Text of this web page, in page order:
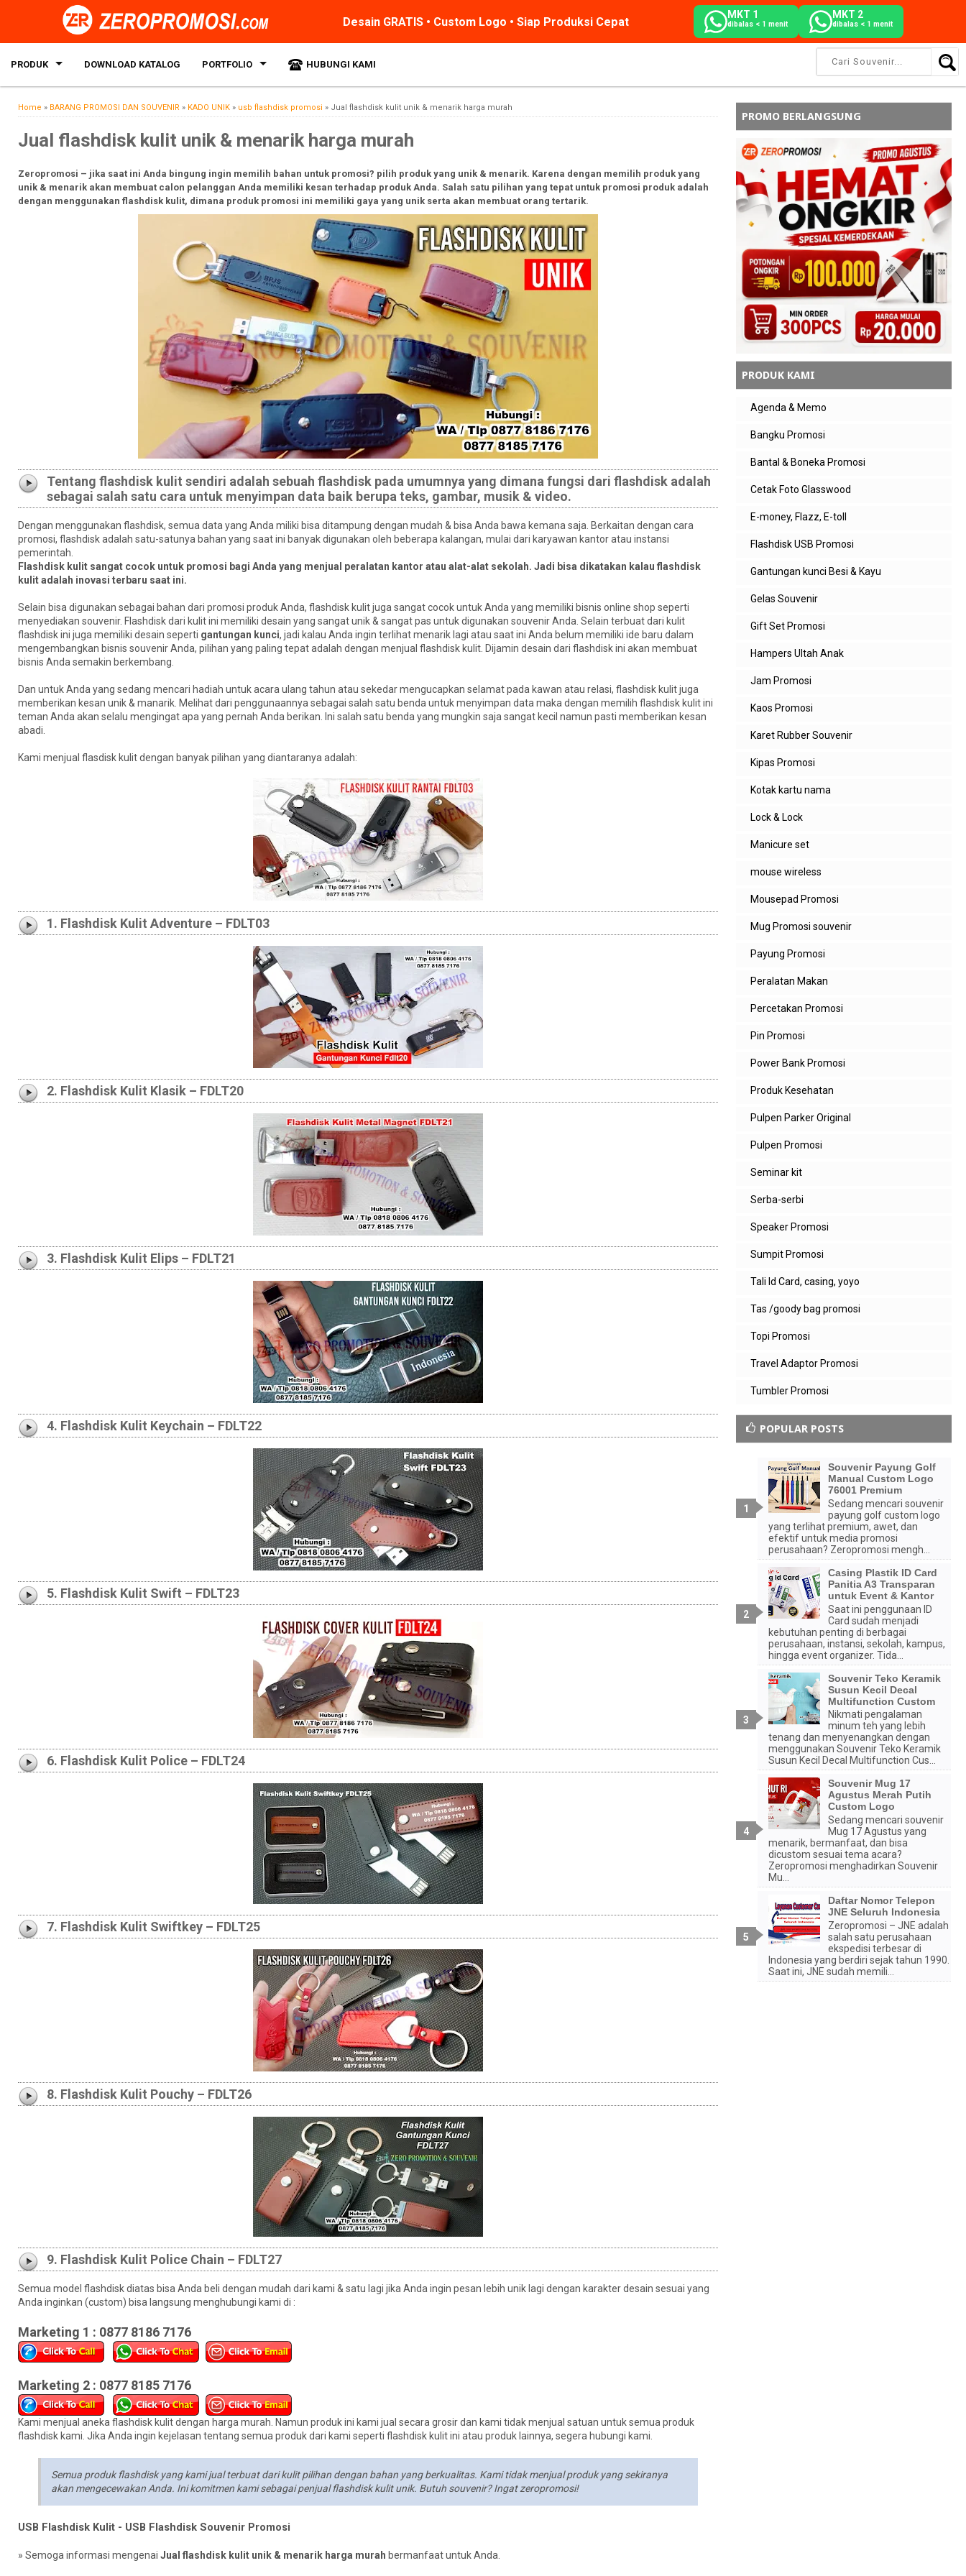
Desain GRATIS • Custom Logo • Siap Produksi Cepat
MKT 1
dibalas < 1 menit
MKT 2
dibalas < 1 menit
PRODUK DOWNLOAD KATALOG PORTFOLIO HUBUNGI KAMI
Home » BARANG PROMOSI DAN SOUVENIR » KADO UNIK » usb flashdisk promosi » Jual flashdisk kulit unik & menarik harga murah
Jual flashdisk kulit unik & menarik harga murah
Zeropromosi – jika saat ini Anda bingung ingin memilih bahan untuk promosi? pilih produk yang unik & menarik. Karena dengan memilih produk yang
unik & menarik akan membuat calon pelanggan Anda memiliki kesan terhadap produk Anda. Salah satu pilihan yang tepat untuk promosi produk adalah
dengan menggunakan flashdisk kulit, dimana produk promosi ini memiliki gaya yang unik serta akan membuat orang tertarik.
Tentang flashdisk kulit sendiri adalah sebuah flashdisk pada umumnya yang dimana fungsi dari flashdisk adalah
sebagai salah satu cara untuk menyimpan data baik berupa teks, gambar, musik & video.
Dengan menggunakan flashdisk, semua data yang Anda miliki bisa ditampung dengan mudah & bisa Anda bawa kemana saja. Berkaitan dengan cara
promosi, flashdisk adalah satu-satunya bahan yang saat ini banyak digunakan oleh beberapa kalangan, mulai dari karyawan kantor atau instansi
pemerintah.
Flashdisk kulit sangat cocok untuk promosi bagi Anda yang menjual peralatan kantor atau alat-alat sekolah. Jadi bisa dikatakan kalau flashdisk
kulit adalah inovasi terbaru saat ini.
Selain bisa digunakan sebagai bahan dari promosi produk Anda, flashdisk kulit juga sangat cocok untuk Anda yang memiliki bisnis online shop seperti
menyediakan souvenir. Flashdisk dari kulit ini memiliki desain yang sangat unik & sangat pas untuk digunakan souvenir Anda. Selain terbuat dari kulit
flashdisk ini juga memiliki desain seperti gantungan kunci, jadi kalau Anda ingin terlihat menarik lagi atau saat ini Anda belum memiliki ide baru dalam
mengembangkan bisnis souvenir Anda, pilihan yang paling tepat adalah dengan menjual flashdisk kulit. Dijamin desain dari flashdisk ini akan membuat
bisnis Anda semakin berkembang.
Dan untuk Anda yang sedang mencari hadiah untuk acara ulang tahun atau sekedar mengucapkan selamat pada kawan atau relasi, flashdisk kulit juga
memberikan kesan unik & manarik. Melihat dari penggunaannya sebagai salah satu benda untuk menyimpan data maka dengan memilih flashdisk kulit ini
teman Anda akan selalu mengingat apa yang pernah Anda berikan. Ini salah satu benda yang mungkin saja sangat kecil namun pasti memberikan kesan
abadi.
Kami menjual flasdisk kulit dengan banyak pilihan yang diantaranya adalah:
1. Flashdisk Kulit Adventure – FDLT03
2. Flashdisk Kulit Klasik – FDLT20
3. Flashdisk Kulit Elips – FDLT21
4. Flashdisk Kulit Keychain – FDLT22
5. Flashdisk Kulit Swift – FDLT23
6. Flashdisk Kulit Police – FDLT24
7. Flashdisk Kulit Swiftkey – FDLT25
8. Flashdisk Kulit Pouchy – FDLT26
9. Flashdisk Kulit Police Chain – FDLT27
Semua model flashdisk diatas bisa Anda beli dengan mudah dari kami & satu lagi jika Anda ingin pesan lebih unik lagi dengan karakter desain sesuai yang
Anda inginkan (custom) bisa langsung menghubungi kami di :
Marketing 1 : 0877 8186 7176
Marketing 2 : 0877 8185 7176
Kami menjual aneka flashdisk kulit dengan harga murah. Namun produk ini kami jual secara grosir dan kami tidak menjual satuan untuk semua produk
flashdisk kami. Jika Anda ingin kejelasan tentang semua produk dari kami seperti flashdisk kulit ini atau produk lainnya, segera hubungi kami.
Semua produk flashdisk yang kami jual terbuat dari kulit pilihan dengan bahan yang berkualitas. Kami tidak menjual produk yang sekiranya
akan mengecewakan Anda. Ini komitmen kami sebagai penjual flashdisk kulit unik. Butuh souvenir? Ingat zeropromosi!
USB Flashdisk Kulit - USB Flashdisk Souvenir Promosi
» Semoga informasi mengenai Jual flashdisk kulit unik & menarik harga murah bermanfaat untuk Anda.
PROMO BERLANGSUNG
PRODUK KAMI
Agenda & Memo
Bangku Promosi
Bantal & Boneka Promosi
Cetak Foto Glasswood
E-money, Flazz, E-toll
Flashdisk USB Promosi
Gantungan kunci Besi & Kayu
Gelas Souvenir
Gift Set Promosi
Hampers Ultah Anak
Jam Promosi
Kaos Promosi
Karet Rubber Souvenir
Kipas Promosi
Kotak kartu nama
Lock & Lock
Manicure set
mouse wireless
Mousepad Promosi
Mug Promosi souvenir
Payung Promosi
Peralatan Makan
Percetakan Promosi
Pin Promosi
Power Bank Promosi
Produk Kesehatan
Pulpen Parker Original
Pulpen Promosi
Seminar kit
Serba-serbi
Speaker Promosi
Sumpit Promosi
Tali Id Card, casing, yoyo
Tas /goody bag promosi
Topi Promosi
Travel Adaptor Promosi
Tumbler Promosi
POPULAR POSTS
Souvenir Payung Golf
Manual Custom Logo
76001 Premium
Sedang mencari souvenir
payung golf custom logo
yang terlihat premium, awet, dan
efektif untuk media promosi
perusahaan? Zeropromosi mengh...
Casing Plastik ID Card
Panitia A3 Transparan
untuk Event & Kantor
Saat ini penggunaan ID
Card sudah menjadi
kebutuhan penting di berbagai
perusahaan, instansi, sekolah, kampus,
hingga event organizer. Tida...
Souvenir Teko Keramik
Susun Kecil Decal
Multifunction Custom
Nikmati pengalaman
minum teh yang lebih
tenang dan menyenangkan dengan
menggunakan Souvenir Teko Keramik
Susun Kecil Decal Multifunction Cus...
Souvenir Mug 17
Agustus Merah Putih
Custom Logo
Sedang mencari souvenir
Mug 17 Agustus yang
menarik, bermanfaat, dan bisa
dicustom sesuai tema acara?
Zeropromosi menghadirkan Souvenir
Mu...
Daftar Nomor Telepon
JNE Seluruh Indonesia
Zeropromosi – JNE adalah
salah satu perusahaan
ekspedisi terbesar di
Indonesia yang berdiri sejak tahun 1990.
Saat ini, JNE sudah memili...